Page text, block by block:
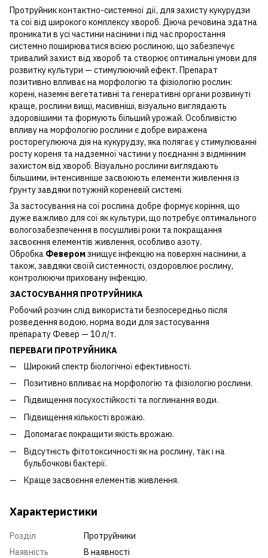
Протруйник контактно-системної дії, для захисту кукурудзи
та сої від широкого комплексу хвороб. Діюча речовина здатна
проникати в усі частини насінини і під час проростання
системно поширюватися всією рослиною, що забезпечує
тривалий захист від хвороб та створює оптимальні умови для
розвитку культури — стимулюючий ефект. Препарат
позитивно впливає на морфологію та фізіологію рослин:
корені, наземні вегетативні та генеративні органи розвинуті
краще, рослини вищі, масивніші, візуально виглядають
здоровішими та формують більший урожай. Особливістю
впливу на морфологію рослини є добре виражена
росторегулююча дія на кукурудзу, яка полягає у стимулюванні
росту кореня та надземної частини у поєднанні з відмінним
захистом від хвороб. Візуально рослини виглядають
більшими, інтенсивніше засвоюють елементи живлення із
ґрунту завдяки потужній кореневій системі.
За застосування на сої рослина добре формує коріння, що
дуже важливо для сої як культури, що потребує оптимального
вологозабезпечення в посушливі роки та покращання
засвоєння елементів живлення, особливо азоту.
Обробка Феверомзнищує інфекцію на поверхні насінини, а
також, завдяки своїй системності, оздоровлює рослину,
контролюючи приховану інфекцію.
ЗАСТОСУВАННЯ ПРОТРУЙНИКА
Робочий розчин слід використати безпосередньо після
розведення водою, норма води для застосування
препарату Февер — 10 л/т.
ПЕРЕВАГИ ПРОТРУЙНИКА
Широкий спектр біологічної ефективності.
Позитивно впливає на морфологію та фізіологію рослини.
Підвищення посухостійкості та поглинання води.
Підвищення кількості врожаю.
Допомагає покращити якість врожаю.
Відсутність фітотоксичності як на рослину, так і на
бульбочкові бактерії.
Краще засвоєння елементів живлення.
Характеристики
Розділ
Протруйники
Наявність
В наявності